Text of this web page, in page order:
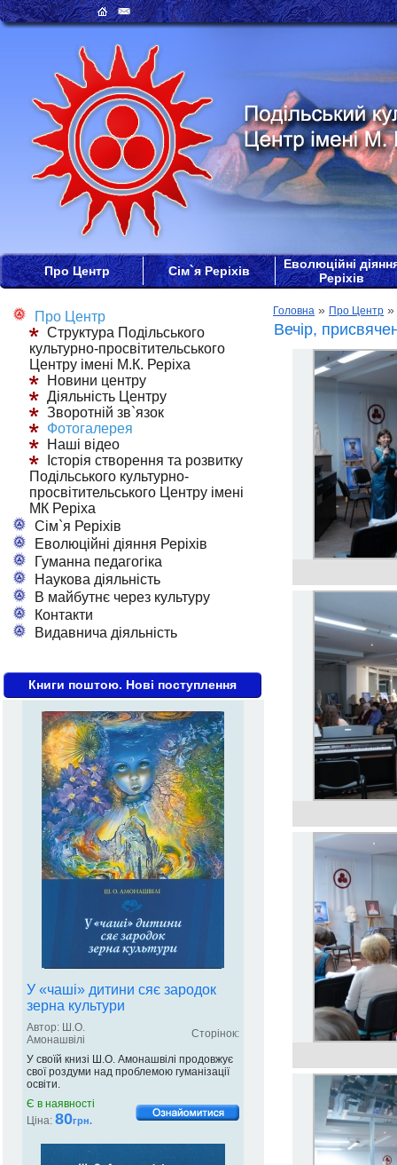
Про Центр Сім`я Реріхів
Еволюційні
Реріхів
Про Центр
Структура Подільського
культурно-просвітительського
Центру імені М.К. Реріха
Новини центру
Діяльність Центру
Зворотній зв`язок
Фотогалерея
Наші відео
Історія створення та розвитку
Подільського культурно-
просвітительського Центру імені
МК Реріха
Сім`я Реріхів
Еволюційні діяння Реріхів
Гуманна педагогіка
Наукова діяльність
В майбутнє через культуру
Контакти
Видавнича діяльність
Книги поштою. Нові поступлення
У «чаші» дитини сяє зародок
зерна культури
Автор: Ш.О.
Амонашвілі
Сторінок:
У своїй книзі Ш.О. Амонашвілі продовжує
свої роздуми над проблемою гуманізації
освіти.
Є в наявності
Ціна: 80грн.
Головна » Про Центр »
Вечір,